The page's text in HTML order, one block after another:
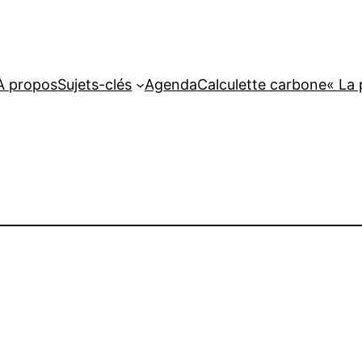
proposSujets-clés AgendaCalculette carbone« La